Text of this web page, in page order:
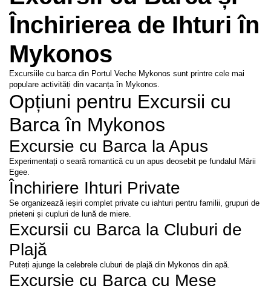
Închirierea de Ihturi în
Mykonos
Excursiile cu barca din Portul Veche Mykonos sunt printre cele mai
populare activități din vacanța în Mykonos.
Opțiuni pentru Excursii cu
Barca în Mykonos
Excursie cu Barca la Apus
Experimentați o seară romantică cu un apus deosebit pe fundalul Mării
Egee.
Închiriere Ihturi Private
Se organizează ieșiri complet private cu iahturi pentru familii, grupuri de
prieteni și cupluri de lună de miere.
Excursii cu Barca la Cluburi de
Plajă
Puteți ajunge la celebrele cluburi de plajă din Mykonos din apă.
Excursie cu Barca cu Mese